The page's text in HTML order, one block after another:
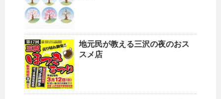
地元民が教える三沢の夜のおス
スメ店